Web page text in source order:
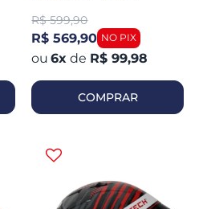
R$ 599,90
R$ 569,90
6x de R$ 99,98
COMPRAR